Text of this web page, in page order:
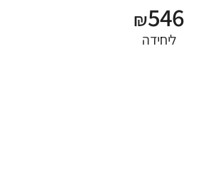
₪546
ליחידה